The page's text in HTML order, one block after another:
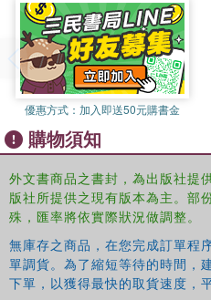
優惠方式： 加入即送50元購書金
購物須知
外文書商品之書封，為出版社提
版社所提供之現有版本為主。部
殊，匯率將依實際狀況做調整。
無庫存之商品，在您完成訂單程
單調貨。為了縮短等待的時間，
下單，以獲得最快的取貨速度，